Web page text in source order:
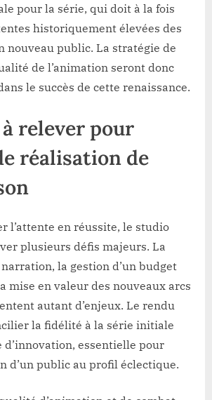
pour la série, qui doit à la fois
historiquement élevées des
nouveau public. La stratégie de
de l’animation seront donc
le succès de cette renaissance.
relever pour
réalisation de
l’attente en réussite, le studio
plusieurs défis majeurs. La
la gestion d’un budget
mise en valeur des nouveaux arcs
autant d’enjeux. Le rendu
la fidélité à la série initiale
d’innovation, essentielle pour
d’un public au profil éclectique.